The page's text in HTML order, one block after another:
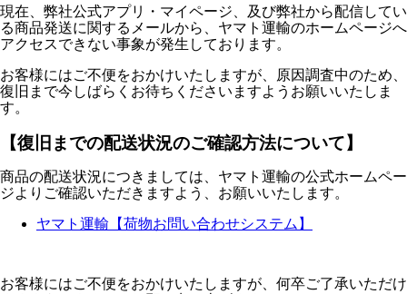
現在、弊社公式アプリ・マイページ、及び弊社から配信してい
る商品発送に関するメールから、ヤマト運輸のホームページへ
アクセスできない事象が発生しております。
お客様にはご不便をおかけいたしますが、原因調査中のため、
復旧まで今しばらくお待ちくださいますようお願いいたしま
す。
【復旧までの配送状況のご確認方法について】
商品の配送状況につきましては、ヤマト運輸の公式ホームペー
ジよりご確認いただきますよう、お願いいたします。
ヤマト運輸【荷物お問い合わせシステム】
お客様にはご不便をおかけいたしますが、何卒ご了承いただけ